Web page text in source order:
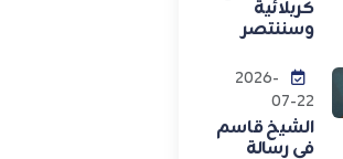
كربلائية
وسننتصر
2026-
07-22
الشيخ قاسم
في رسالة